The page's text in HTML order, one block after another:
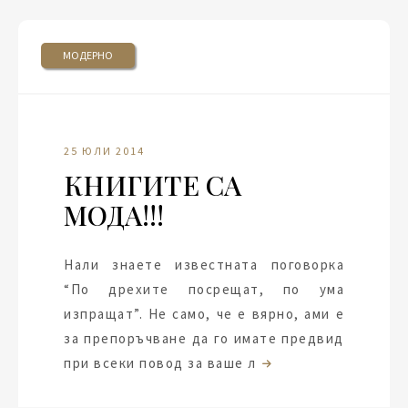
МОДЕРНО
25 ЮЛИ 2014
КНИГИТЕ СА
МОДА!!!
Нали знаете известната поговорка
“По дрехите посрещат, по ума
изпращат”. Не само, че е вярно, ами е
за препоръчване да го имате предвид
при всеки повод за ваше л